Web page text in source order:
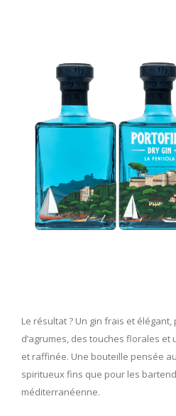
Le résultat ? Un gin frais et
d’agrumes, des touches florales
et raffinée. Une bouteille pensée
spiritueux fins que pour les
méditerranéenne.